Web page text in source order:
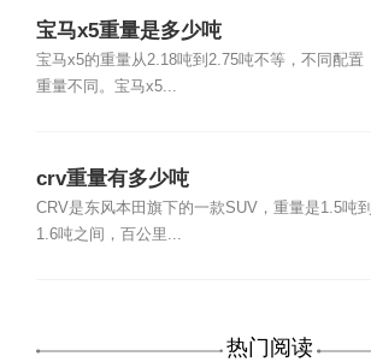
宝马x5重量是多少吨
宝马x5的重量从2.18吨到2.75吨不等，不同配置
重量不同。宝马x5...
crv重量有多少吨
CRV是东风本田旗下的一款SUV，重量是1.5吨到
1.6吨之间，百公里...
热门阅读